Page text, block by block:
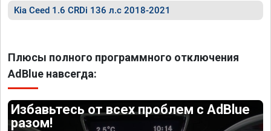
Kia Ceed 1.6 CRDi 136 л.с 2018-2021
Плюсы полного программного отключения
AdBlue навсегда:
Избавьтесь от всех проблем с AdBlue
разом!